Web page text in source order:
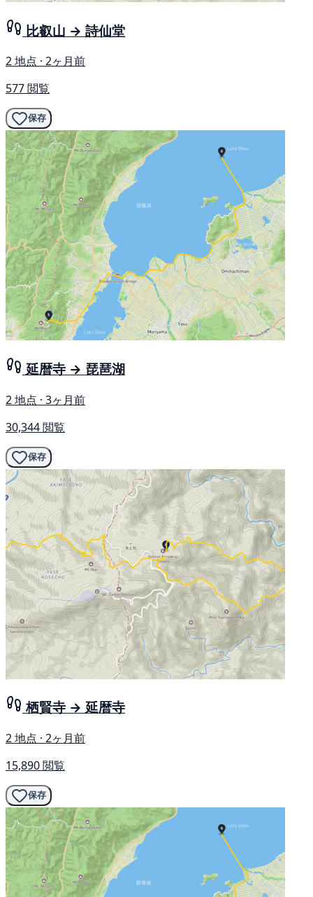
比叡山 → 詩仙堂
2 地点 · 2ヶ月前
577 閲覧
保存
延暦寺 → 琵琶湖
2 地点 · 3ヶ月前
30,344 閲覧
保存
栖賢寺 → 延暦寺
2 地点 · 2ヶ月前
15,890 閲覧
保存